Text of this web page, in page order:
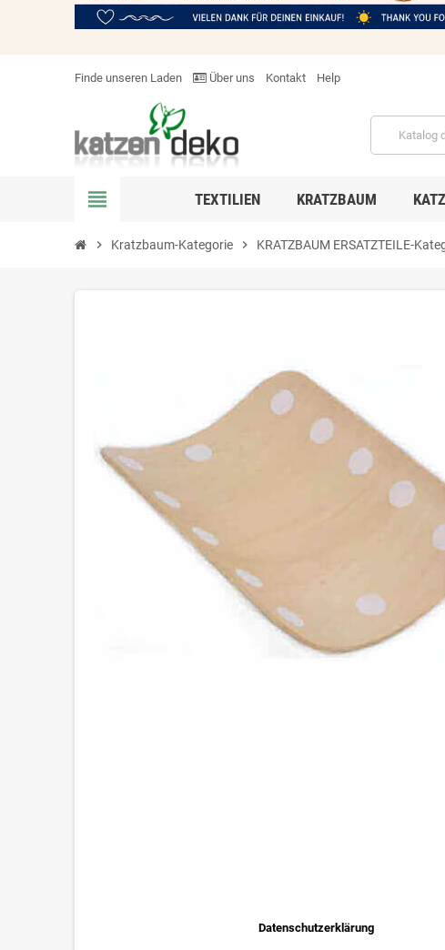
Finde unseren Laden Über uns Kontakt Help
view_headline TEXTILIEN KRATZBAUM
chevron_right Kratzbaum-Kategorie chevron_right KRATZBAUM ERSATZTEILE-
Datenschutzerklärung